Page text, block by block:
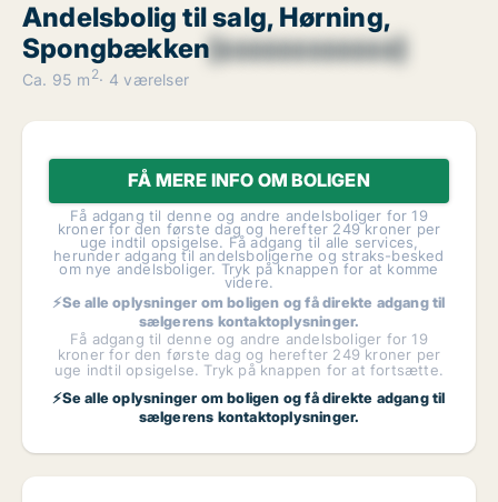
Andelsbolig til salg, Hørning,
Spongbækken[xxxxxxxxxxxx]
Ca. 95 m 2 4 værelser
FÅ MERE INFO OM BOLIGEN
Få adgang til denne og andre andelsboliger for 19
kroner for den første dag og herefter 249 kroner per
uge indtil opsigelse. Få adgang til alle services,
herunder adgang til andelsboligerne og straks-besked
om nye andelsboliger. Tryk på knappen for at komme
videre.
⚡Se alle oplysninger om boligen og få direkte adgang til
sælgerens kontaktoplysninger.
Få adgang til denne og andre andelsboliger for 19
kroner for den første dag og herefter 249 kroner per
uge indtil opsigelse. Tryk på knappen for at fortsætte.
⚡Se alle oplysninger om boligen og få direkte adgang til
sælgerens kontaktoplysninger.